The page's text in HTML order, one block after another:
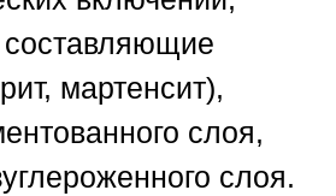
составляющие
мартенсит),
слоя,
слоя.